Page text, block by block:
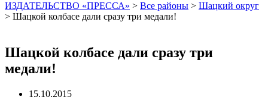
ИЗДАТЕЛЬСТВО «ПРЕССА» > Все районы > Шацкий округ
> Шацкой колбасе дали сразу три медали!
Шацкой колбасе дали сразу три
медали!
15.10.2015